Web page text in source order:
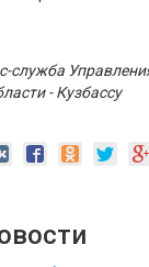
служба
- Кузбассу